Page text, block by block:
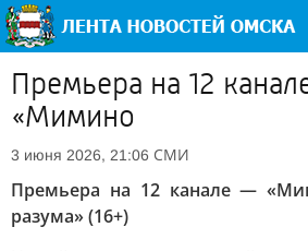
Премьера на 12
«Мимино
3 июня 2026, 21:06 СМИ
Премьера на 12 канале —
разума» (16+)